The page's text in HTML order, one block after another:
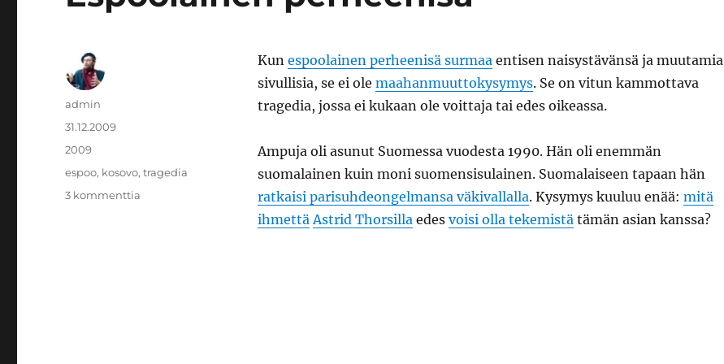
Kun espoolainen perheenisä surmaaentisen naisystävänsä ja muutamia
sivullisia, se ei ole maahanmuuttokysymys. Se on vitun kammottava
tragedia, jossa ei kukaan ole voittaja tai edes oikeassa.
Ampuja oli asunut Suomessa vuodesta 1990. Hän oli enemmän
suomalainen kuin moni suomensisulainen. Suomalaiseen tapaan hän
ratkaisi parisuhdeongelmansa väkivallalla. Kysymys kuuluu enää: mitä
ihmettä Astrid Thorsillaedes voisi olla tekemistätämän asian kanssa?
Kirjoittaja
admin
Julkaistu
31.12.2009
Kategoriat
2009
Avainsanat
espoo, kosovo,tragedia
3 kommenttia